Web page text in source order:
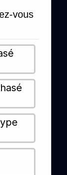
vous